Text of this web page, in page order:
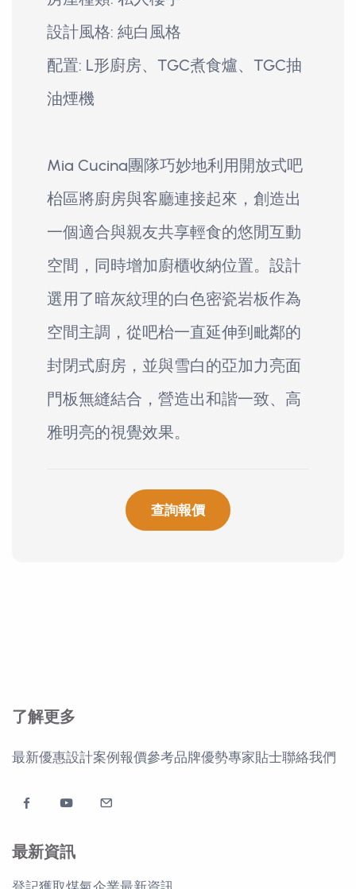
設計風格: 純白風格
配置: L形廚房、TGC煮食爐、TGC抽
油煙機
Mia Cucina團隊巧妙地利用開放式吧
枱區將廚房與客廳連接起來，創造出
一個適合與親友共享輕食的悠閒互動
空間，同時增加廚櫃收納位置。設計
選用了暗灰紋理的白色密瓷岩板作為
空間主調，從吧枱一直延伸到毗鄰的
封閉式廚房，並與雪白的亞加力亮面
門板無縫結合，營造出和諧一致、高
雅明亮的視覺效果。
查詢報價
了解更多
最新優惠設計案例 報價參考品牌優勢專家貼士聯絡我們
最新資訊